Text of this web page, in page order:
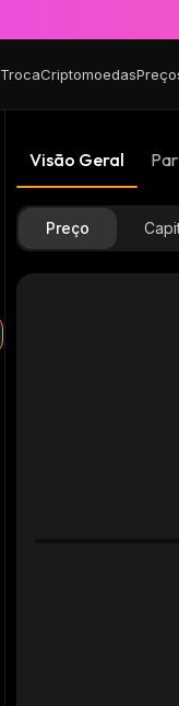
TrocaCriptomoedas
Visão Geral
Preço